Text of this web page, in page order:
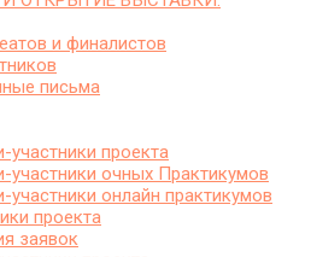
и финалистов
письма
участники проекта
участники очных Практикумов
участники онлайн практикумов
проекта
заявок